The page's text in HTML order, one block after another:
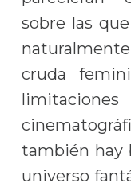
sobre las
cruda
también hay
universo